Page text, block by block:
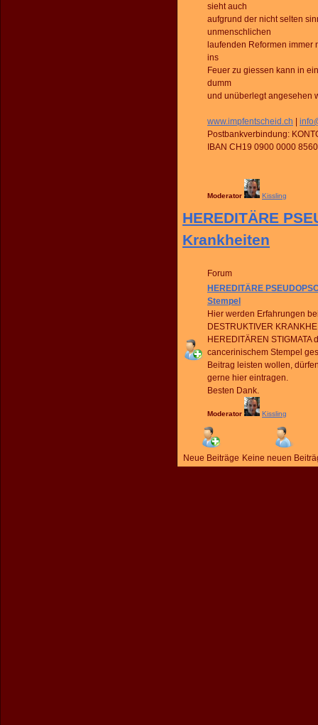
sieht auch
aufgrund der nicht selten
unmenschlichen
laufenden Reformen immer
ins
Feuer zu giessen kann in
dumm
und unüberlegt angesehen
www.impfentscheid.ch
Postbankverbindung:
IBAN CH19 0900 0000
Moderator Kissling
HEREDITÄRE
Krankheiten
Forum
HEREDITÄRE
Stempel
Hier werden Erfahrungen
DESTRUKTIVER
HEREDITÄREN STIGMATA
cancerinischem Stempel
Beitrag leisten wollen,
gerne hier eintragen.
Besten Dank.
Moderator Kissling
Neue Beiträge Keine neuen